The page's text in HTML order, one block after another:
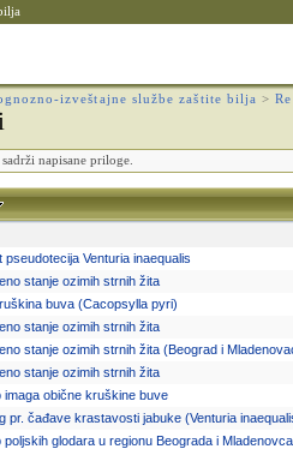
izveštajne službe zaštite bilja >
napisane priloge.
pseudotecija Venturia inaequalis
stanje ozimih strnih žita
buva (Cacopsylla pyri)
stanje ozimih strnih žita
stanje ozimih strnih žita (Beograd i
stanje ozimih strnih žita
imaga obične kruškine buve
pr. čađave krastavosti jabuke (Venturia
poljskih glodara u regionu Beograda i Mladenovca